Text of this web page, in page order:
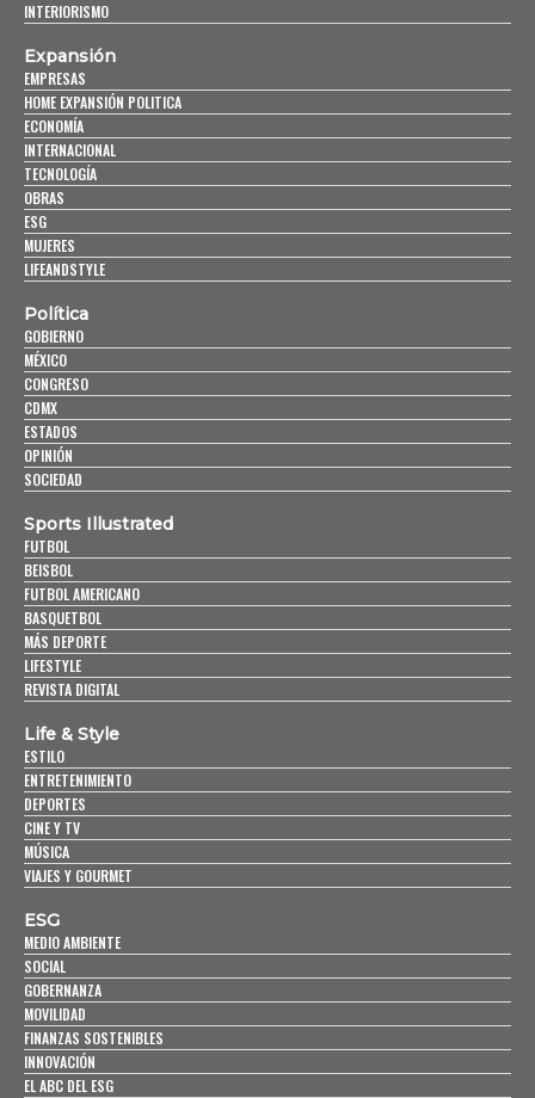
INTERIORISMO
Expansión
EMPRESAS
HOME EXPANSIÓN POLITICA
ECONOMÍA
INTERNACIONAL
TECNOLOGÍA
OBRAS
ESG
MUJERES
LIFEANDSTYLE
Política
GOBIERNO
MÉXICO
CONGRESO
CDMX
ESTADOS
OPINIÓN
SOCIEDAD
Sports Illustrated
FUTBOL
BEISBOL
FUTBOL AMERICANO
BASQUETBOL
MÁS DEPORTE
LIFESTYLE
REVISTA DIGITAL
Life & Style
ESTILO
ENTRETENIMIENTO
DEPORTES
CINE Y TV
MÚSICA
VIAJES Y GOURMET
ESG
MEDIO AMBIENTE
SOCIAL
GOBERNANZA
MOVILIDAD
FINANZAS SOSTENIBLES
INNOVACIÓN
EL ABC DEL ESG